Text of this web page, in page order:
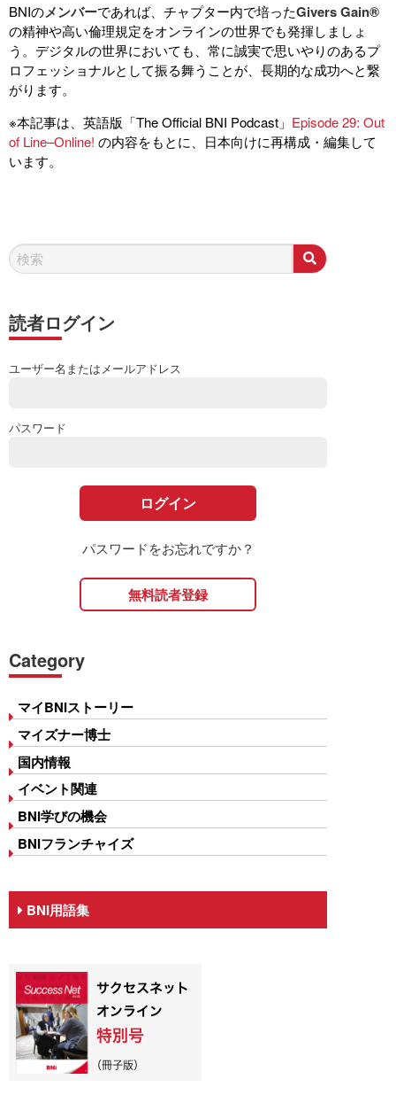
BNIのメンバーであれば、チャプター内で培ったGivers Gain®
の精神や高い倫理規定をオンラインの世界でも発揮しましょ
う。デジタルの世界においても、常に誠実で思いやりのあるプ
ロフェッショナルとして振る舞うことが、長期的な成功へと繋
がります。
※本記事は、英語版「The Official BNI Podcast」 Episode 29: Out
of Line–Online! の内容をもとに、日本向けに再構成・編集して
います。
読者ログイン
ユーザー名またはメールアドレス
パスワード
パスワードをお忘れですか？
無料読者登録
Category
マイBNIストーリー
マイズナー博士
国内情報
イベント関連
BNI学びの機会
BNIフランチャイズ
BNI用語集